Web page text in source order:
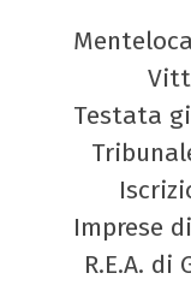
Testata
Imprese
R.E.A. di